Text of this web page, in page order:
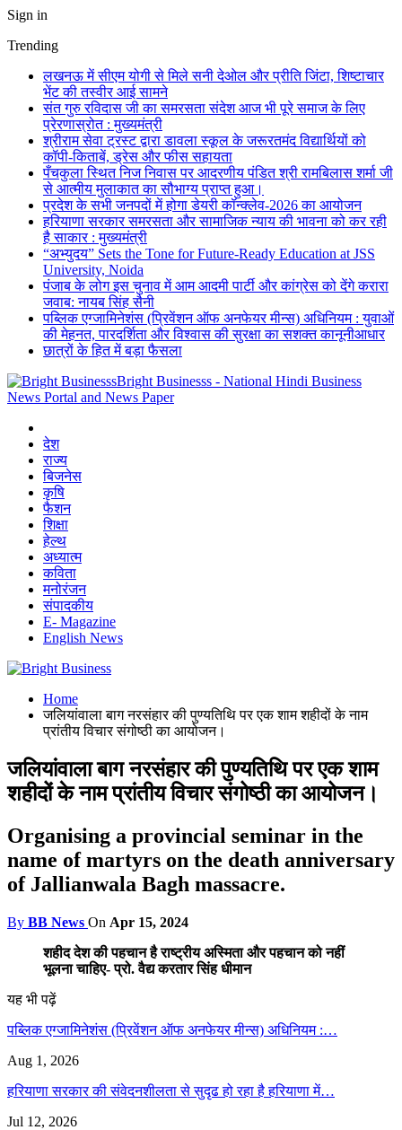
Sign in
Trending
लखनऊ में सीएम योगी से मिले सनी देओल और प्रीति जिंटा, शिष्टाचार
भेंट की तस्वीर आई सामने
संत गुरु रविदास जी का समरसता संदेश आज भी पूरे समाज के लिए
प्रेरणास्रोत : मुख्यमंत्री
श्रीराम सेवा ट्रस्ट द्वारा डावला स्कूल के जरूरतमंद विद्यार्थियों को
कॉपी-किताबें, ड्रेस और फीस सहायता
पँचकुला स्थित निज निवास पर आदरणीय पंडित श्री रामबिलास शर्मा जी
से आत्मीय मुलाकात का सौभाग्य प्राप्त हुआ।
प्रदेश के सभी जनपदों में होगा डेयरी कॉन्क्लेव-2026 का आयोजन
हरियाणा सरकार समरसता और सामाजिक न्याय की भावना को कर रही
है साकार : मुख्यमंत्री
“अभ्युदय” Sets the Tone for Future-Ready Education at JSS
University, Noida
पंजाब के लोग इस चुनाव में आम आदमी पार्टी और कांग्रेस को देंगे करारा
जवाब: नायब सिंह सैनी
पब्लिक एग्जामिनेशंस (प्रिवेंशन ऑफ अनफेयर मीन्स) अधिनियम : युवाओं
की मेहनत, पारदर्शिता और विश्वास की सुरक्षा का सशक्त कानूनीआधार
छात्रों के हित में बड़ा फैसला
Bright Businesss - National Hindi Business
News Portal and News Paper
देश
राज्य
बिजनेस
कृषि
फैशन
शिक्षा
हेल्थ
अध्यात्म
कविता
मनोरंजन
संपादकीय
E- Magazine
English News
Home
जलियांवाला बाग नरसंहार की पुण्यतिथि पर एक शाम शहीदों के नाम
प्रांतीय विचार संगोष्ठी का आयोजन।
जलियांवाला बाग नरसंहार की पुण्यतिथि पर एक शाम
शहीदों के नाम प्रांतीय विचार संगोष्ठी का आयोजन।
Organising a provincial seminar in the
name of martyrs on the death anniversary
of Jallianwala Bagh massacre.
By BB News On Apr 15, 2024
शहीद देश की पहचान है राष्ट्रीय अस्मिता और पहचान को नहीं
भूलना चाहिए- प्रो. वैद्य करतार सिंह धीमान
यह भी पढ़ें
पब्लिक एग्जामिनेशंस (प्रिवेंशन ऑफ अनफेयर मीन्स) अधिनियम :…
Aug 1, 2026
हरियाणा सरकार की संवेदनशीलता से सुदृढ हो रहा है हरियाणा में…
Jul 12, 2026